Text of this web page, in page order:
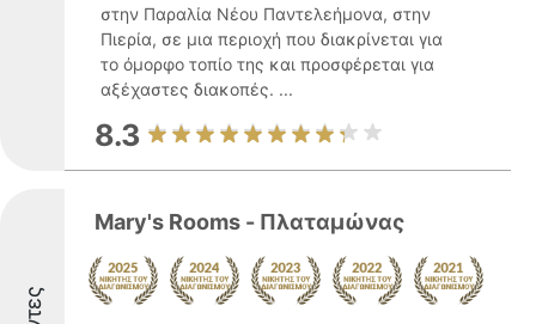
στην Παραλία Νέου Παντελεήμονα, στην
Πιερία, σε μια περιοχή που διακρίνεται για
το όμορφο τοπίο της και προσφέρεται για
αξέχαστες διακοπές. ...
8.3
Mary's Rooms - Πλαταμώνας